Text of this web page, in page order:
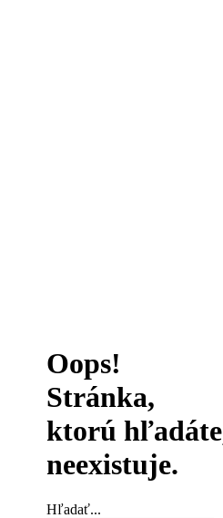
Oops!
Stránka,
ktorú
neexistuje.
Hľadať...